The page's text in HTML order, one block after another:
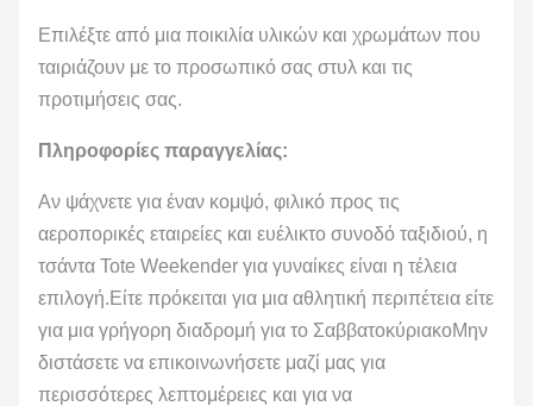
Επιλέξτε από μια ποικιλία υλικών και χρωμάτων που
ταιριάζουν με το προσωπικό σας στυλ και τις
προτιμήσεις σας.
Πληροφορίες παραγγελίας:
Αν ψάχνετε για έναν κομψό, φιλικό προς τις
αεροπορικές εταιρείες και ευέλικτο συνοδό ταξιδιού, η
τσάντα Tote Weekender για γυναίκες είναι η τέλεια
επιλογή.Είτε πρόκειται για μια αθλητική περιπέτεια είτε
για μια γρήγορη διαδρομή για το ΣαββατοκύριακοΜην
διστάσετε να επικοινωνήσετε μαζί μας για
περισσότερες λεπτομέρειες και για να